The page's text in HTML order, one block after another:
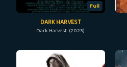
Full
DARK HARVEST
Dark Harvest (2023)